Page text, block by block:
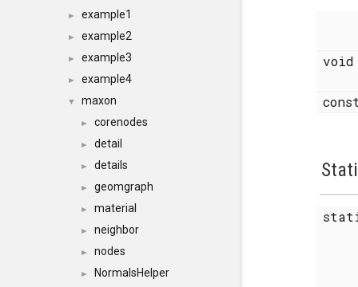
► example1
► example2
► example3
► example4
▼ maxon
► corenodes
► detail
► details
► geomgraph
► material
► neighbor
► nodes
► NormalsHelper